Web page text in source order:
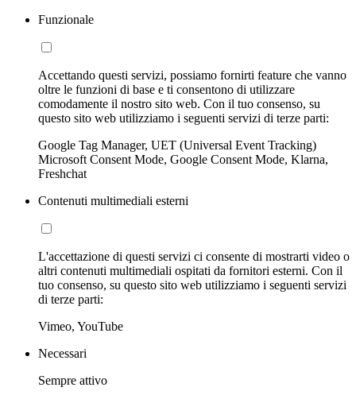
Funzionale
Accettando questi servizi, possiamo fornirti feature che vanno
oltre le funzioni di base e ti consentono di utilizzare
comodamente il nostro sito web. Con il tuo consenso, su
questo sito web utilizziamo i seguenti servizi di terze parti:
Google Tag Manager, UET (Universal Event Tracking)
Microsoft Consent Mode, Google Consent Mode, Klarna,
Freshchat
Contenuti multimediali esterni
L'accettazione di questi servizi ci consente di mostrarti video o
altri contenuti multimediali ospitati da fornitori esterni. Con il
tuo consenso, su questo sito web utilizziamo i seguenti servizi
di terze parti:
Vimeo, YouTube
Necessari
Sempre attivo